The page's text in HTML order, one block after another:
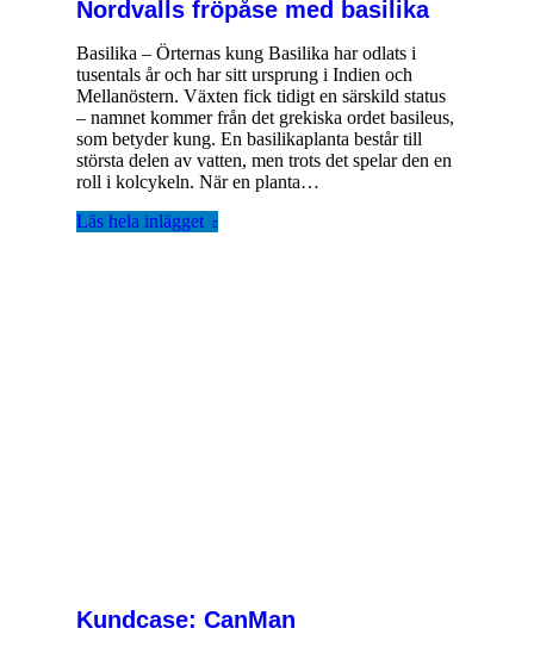
Nordvalls fröpåse med basilika
Basilika – Örternas kung Basilika har odlats i
tusentals år och har sitt ursprung i Indien och
Mellanöstern. Växten fick tidigt en särskild status
– namnet kommer från det grekiska ordet basileus,
som betyder kung. En basilika­planta består till
största delen av vatten, men trots det spelar den en
roll i kolcykeln. När en planta…
Läs hela inlägget
Kundcase: CanMan